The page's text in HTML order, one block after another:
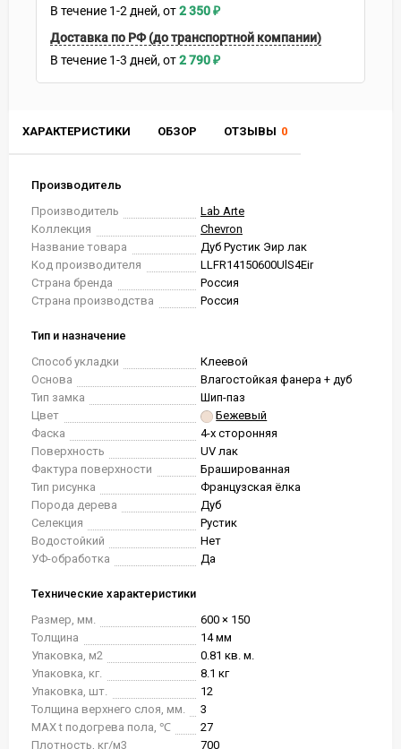
ХАРАКТЕРИСТИКИ ОБЗОР ОТЗЫВЫ 0
Производитель
Производитель
Lab Arte
Коллекция
Chevron
Название товара
Дуб Рустик Эир лак
Код производителя
LLFR14150600UlS4Eir
Страна бренда
Россия
Страна производства
Россия
Тип и назначение
Способ укладки
Клеевой
Основа
Влагостойкая фанера + дуб
Тип замка
Шип-паз
Цвет
Бежевый
Фаска
4-х сторонняя
Поверхность
UV лак
Фактура поверхности
Брашированная
Тип рисунка
Французская ёлка
Порода дерева
Дуб
Селекция
Рустик
Водостойкий
Нет
УФ-обработка
Да
Технические характеристики
Размер, мм.
600 × 150
Толщина
14 мм
Упаковка, м2
0.81 кв. м.
Упаковка, кг.
8.1 кг
Упаковка, шт.
12
Толщина верхнего слоя, мм.
3
MAX t подогрева пола, ℃
27
Плотность, кг/м3
700
В течение 1-2 дней 2 350₽
Доставка по РФ (до транспортной компании)
В течение 1-3 дней 2 790₽